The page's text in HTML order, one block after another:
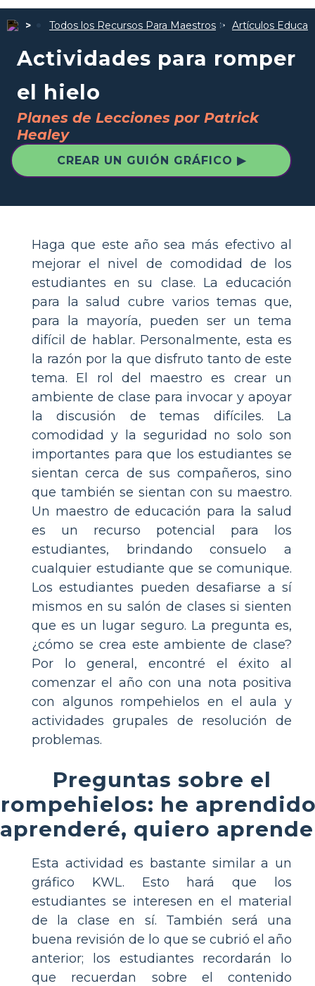
Todos los Recursos Para Maestros Artículos
Actividades para romper
el hielo
Planes de Lecciones por Patrick
Healey
CREAR UN GUIÓN GRÁFICO ▶
Haga que este año sea más efectivo al
mejorar el nivel de comodidad de los
estudiantes en su clase. La educación
para la salud cubre varios temas que,
para la mayoría, pueden ser un tema
difícil de hablar. Personalmente, esta es
la razón por la que disfruto tanto de este
tema. El rol del maestro es crear un
ambiente de clase para invocar y apoyar
la discusión de temas difíciles. La
comodidad y la seguridad no solo son
importantes para que los estudiantes se
sientan cerca de sus compañeros, sino
que también se sientan con su maestro.
Un maestro de educación para la salud
es un recurso potencial para los
estudiantes, brindando consuelo a
cualquier estudiante que se comunique.
Los estudiantes pueden desafiarse a sí
mismos en su salón de clases si sienten
que es un lugar seguro. La pregunta es,
¿cómo se crea este ambiente de clase?
Por lo general, encontré el éxito al
comenzar el año con una nota positiva
con algunos rompehielos en el aula y
actividades grupales de resolución de
problemas.
Preguntas sobre el
rompehielos: he
aprenderé, quiero
Esta actividad es bastante similar a un
gráfico KWL. Esto hará que los
estudiantes se interesen en el material
de la clase en sí. También será una
buena revisión de lo que se cubrió el año
anterior; los estudiantes recordarán lo
que recuerdan sobre el contenido